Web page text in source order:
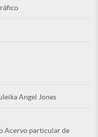
Angel Jones
Acervo particular de